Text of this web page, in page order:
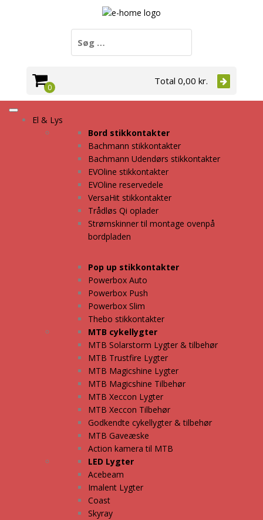
efter:
0
Total 0,00 kr.
El & Lys
Bord stikkontakter
Bachmann stikkontakter
Bachmann Udendørs stikkontakter
EVOline stikkontakter
EVOline reservedele
VersaHit stikkontakter
Trådløs Qi oplader
Strømskinner til montage ovenpå
bordpladen
Pop up stikkontakter
Powerbox Auto
Powerbox Push
Powerbox Slim
Thebo stikkontakter
MTB cykellygter
MTB Solarstorm Lygter & tilbehør
MTB Trustfire Lygter
MTB Magicshine Lygter
MTB Magicshine Tilbehør
MTB Xeccon Lygter
MTB Xeccon Tilbehør
Godkendte cykellygter & tilbehør
MTB Gaveæske
Action kamera til MTB
LED Lygter
Acebeam
Imalent Lygter
Coast
Skyray